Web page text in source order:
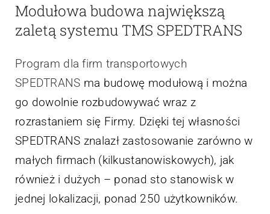
Modułowa budowa największą
zaletą systemu TMS SPEDTRANS
Program dla firm transportowych
SPEDTRANS ma budowę modułową i można
go dowolnie rozbudowywać wraz z
rozrastaniem się Firmy. Dzięki tej własności
SPEDTRANS znalazł zastosowanie zarówno w
małych firmach (kilkustanowiskowych), jak
również i dużych – ponad sto stanowisk w
jednej lokalizacji, ponad 250 użytkowników.